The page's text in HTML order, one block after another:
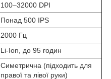
100–32000 DPI
Понад 500 IPS
2000 Гц
Li-Ion, до 95 годин
Симетрична (підходить для
правої та лівої руки)